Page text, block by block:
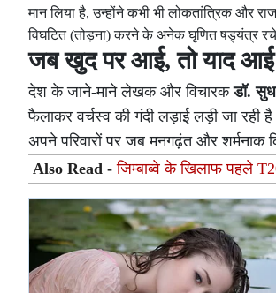
मान लिया है, उन्होंने कभी भी लोकतांत्रिक और
विघटित (तोड़ना) करने के अनेक घृणित षड्यंत्र
जब खुद पर आई, तो याद आई
देश के जाने-माने लेखक और विचारकडॉ.
फैलाकर वर्चस्व की गंदी लड़ाई लड़ी जा रही
अपने परिवारों पर जब मनगढ़ंत और शर्मनाक
Also Read -जिम्बाब्वे के खिलाफ पहले